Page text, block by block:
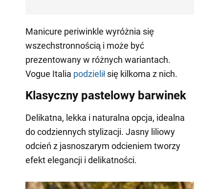
Manicure periwinkle wyróżnia się
wszechstronnością i może być
prezentowany w różnych wariantach.
Vogue Italia podzieliłsię kilkoma z nich.
Klasyczny pastelowy barwinek
Delikatna, lekka i naturalna opcja, idealna
do codziennych stylizacji. Jasny liliowy
odcień z jasnoszarym odcieniem tworzy
efekt elegancji i delikatności.